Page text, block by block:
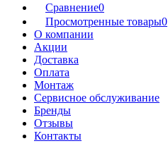
Сравнение0
Просмотренные товары0
О компании
Акции
Доставка
Оплата
Монтаж
Сервисное обслуживание
Бренды
Отзывы
Контакты